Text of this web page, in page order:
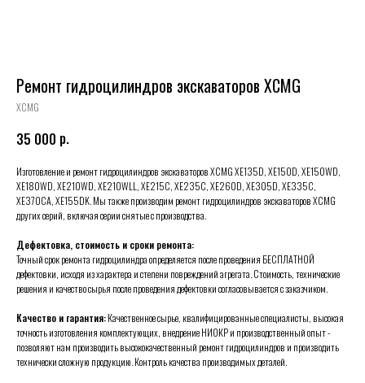
Ремонт гидроцилиндров экскаваторов XCMG
XCMG
35 000 р.
Изготовление и ремонт гидроцилиндров экскаваторов XCMG XE135D, XE150D, XE150WD,
XE180WD, XE210WD, XE210WLL, XE215C, XE235C, XE260D, XE305D, XE335C,
XE370CA, XE155DK. Мы также производим ремонт гидроцилиндров экскаваторов XCMG
других серий, включая серии снятые с производства.
Дефектовка, стоимость и сроки ремонта:
Точный срок ремонта гидроцилиндра определяется после проведения БЕСПЛАТНОЙ
дефектовки, исходя из характера и степени повреждений агрегата. Стоимость, технические
решения и качество сырья после проведения дефектовки согласовывается с заказчиком.
Качество и гарантия:Качественное сырье, квалифицированные специалисты, высокая
точность изготовления комплектующих, внедрение НИОКР и производственный опыт -
позволяют нам производить высококачественный ремонт гидроцилиндров и производить
технически сложную продукцию. Контроль качества производимых деталей.